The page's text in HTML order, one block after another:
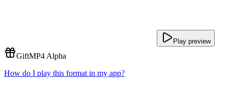
Play preview
GiftMP4 Alpha
How do I play this format in my app?